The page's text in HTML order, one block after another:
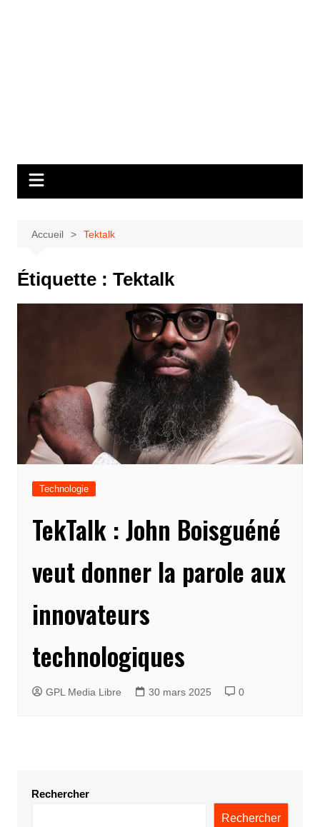
Accueil Tektalk
Étiquette : Tektalk
Technologie
TekTalk : John Boisguéné
veut donner la parole aux
innovateurs
technologiques
GPL Media Libre 30 mars 2025 0
Rechercher
Rechercher